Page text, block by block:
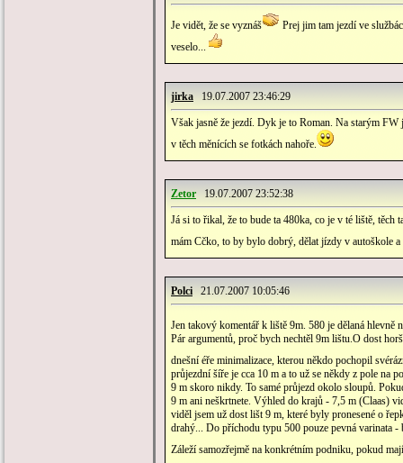
Je vidět, že se vyznáš
Prej jim tam jezdí ve
veselo...
jirka 19.07.2007 23:46:29
Však jasně že jezdí. Dyk je to Roman. Na starým FW
v těch měnících se fotkách nahoře.
Zetor 19.07.2007 23:52:38
Já si to řikal, že to bude ta 480ka, co je v té liště,
mám Cčko, to by bylo dobrý, dělat jízdy v autoškole
Polci 21.07.2007 10:05:46
Jen takový komentář k liště 9m. 580 je dělaná hlevně
Pár argumentů, proč bych nechtěl 9m lištu.O dost
dnešní éře minimalizace, kterou někdo pochopil
průjezdní šíře je cca 10 m a to už se někdy z pole na
9 m skoro nikdy. To samé průjezd okolo sloupů.
9 m ani neškrtnete. Výhled do krajů - 7,5 m (Claas)
viděl jsem už dost lišt 9 m, které byly pronesené o
drahý... Do příchodu typu 500 pouze pevná varinata
Záleží samozřejmě na konkrétním podniku, pokud